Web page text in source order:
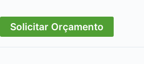
Solicitar Orçamento